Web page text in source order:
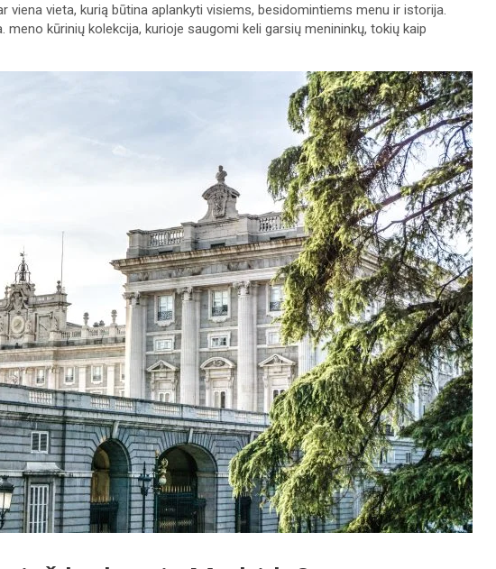
viena vieta, kurią būtina aplankyti visiems, besidomintiems menu ir istorija.
meno kūrinių kolekcija, kurioje saugomi keli garsių menininkų, tokių kaip